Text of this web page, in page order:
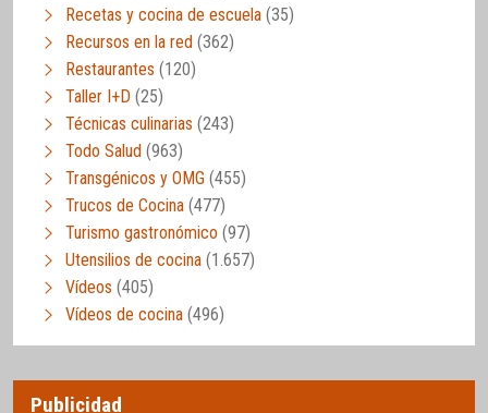
Recetas y cocina de escuela (35)
Recursos en la red (362)
Restaurantes (120)
Taller I+D (25)
Técnicas culinarias (243)
Todo Salud (963)
Transgénicos y OMG (455)
Trucos de Cocina (477)
Turismo gastronómico (97)
Utensilios de cocina (1.657)
Vídeos (405)
Vídeos de cocina (496)
Publicidad